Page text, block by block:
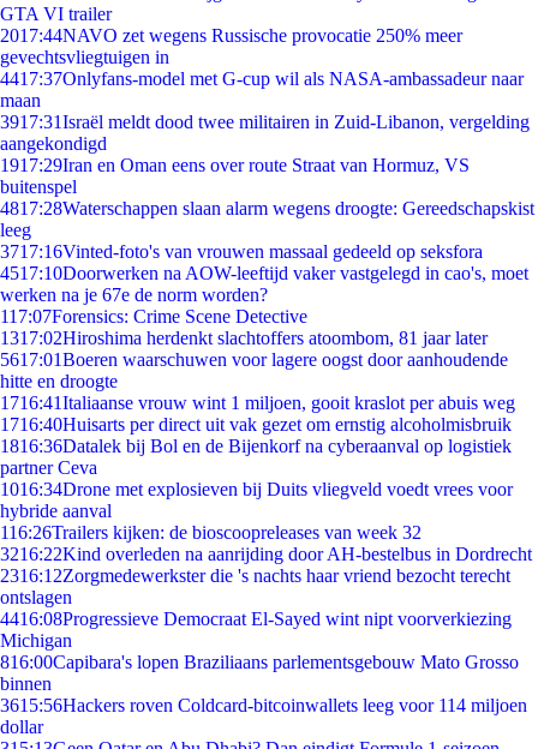
GTA VI trailer
2017:44NAVO zet wegens Russische provocatie 250% meer
gevechtsvliegtuigen in
4417:37Onlyfans-model met G-cup wil als NASA-ambassadeur naar
maan
3917:31Israël meldt dood twee militairen in Zuid-Libanon, vergelding
aangekondigd
1917:29Iran en Oman eens over route Straat van Hormuz, VS
buitenspel
4817:28Waterschappen slaan alarm wegens droogte: Gereedschapskist
leeg
3717:16Vinted-foto's van vrouwen massaal gedeeld op seksfora
4517:10Doorwerken na AOW-leeftijd vaker vastgelegd in cao's, moet
werken na je 67e de norm worden?
117:07Forensics: Crime Scene Detective
1317:02Hiroshima herdenkt slachtoffers atoombom, 81 jaar later
5617:01Boeren waarschuwen voor lagere oogst door aanhoudende
hitte en droogte
1716:41Italiaanse vrouw wint 1 miljoen, gooit kraslot per abuis weg
1716:40Huisarts per direct uit vak gezet om ernstig alcoholmisbruik
1816:36Datalek bij Bol en de Bijenkorf na cyberaanval op logistiek
partner Ceva
1016:34Drone met explosieven bij Duits vliegveld voedt vrees voor
hybride aanval
116:26Trailers kijken: de bioscoopreleases van week 32
3216:22Kind overleden na aanrijding door AH-bestelbus in Dordrecht
2316:12Zorgmedewerkster die 's nachts haar vriend bezocht terecht
ontslagen
4416:08Progressieve Democraat El-Sayed wint nipt voorverkiezing
Michigan
816:00Capibara's lopen Braziliaans parlementsgebouw Mato Grosso
binnen
3615:56Hackers roven Coldcard-bitcoinwallets leeg voor 114 miljoen
dollar